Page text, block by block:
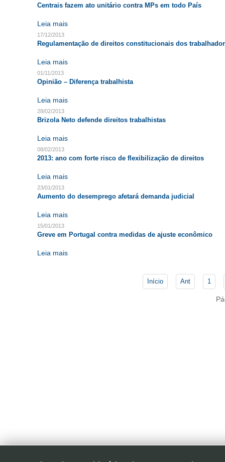
Centrais fazem ato unitário contra MPs em todo País
Leia mais
17/12/2013
Regulamentação de direitos constitucionais dos
Leia mais
01/11/2013
Opinião – Diferença trabalhista
Leia mais
28/02/2013
Brizola Neto defende direitos trabalhistas
Leia mais
08/02/2013
2013: ano com forte risco de flexibilização de direitos
Leia mais
23/01/2013
Aumento do desemprego afetará demanda judicial
Leia mais
15/01/2013
Greve em Portugal contra medidas de ajuste econômico
Leia mais
Início Ant 1